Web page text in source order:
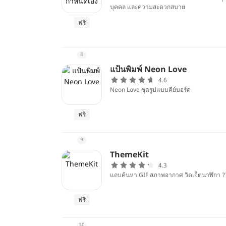
ฟรี
บุคคล และความสะดวกสบาย
8
ฟรี
แป้นพิมพ์ Neon Love
4.6
Neon Love ชุดรูปแบบคีย์บอร์ด
9
ฟรี
ThemeKit
4.3
แถบค้นหา GIF สภาพอากาศ วิดเจ็ตนาฬิกา
10